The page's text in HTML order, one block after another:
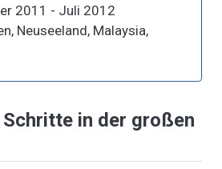
2011 - Juli 2012
Neuseeland, Malaysia,
in der großen